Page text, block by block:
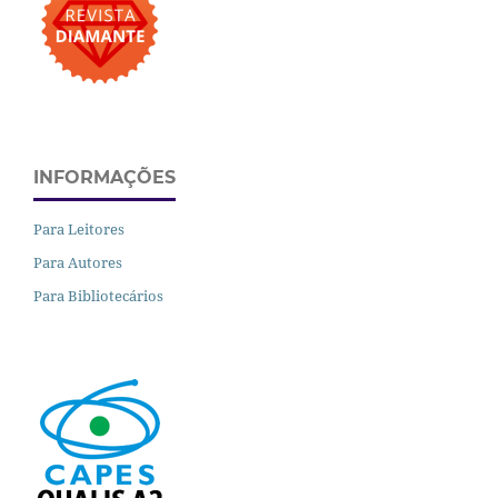
INFORMAÇÕES
Para Leitores
Para Autores
Para Bibliotecários